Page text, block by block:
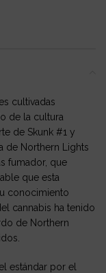
cultivadas
de la cultura
de Skunk #1 y
de Northern Lights
fumador, que
que esta
conocimiento
cannabis ha tenido
de Northern
estándar por el